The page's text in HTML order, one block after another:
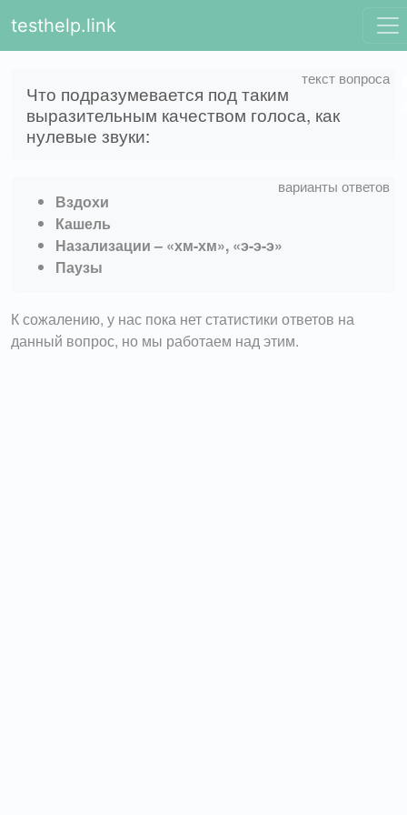
testhelp.link
Что подразумевается под таким
выразительным качеством голоса, как
нулевые звуки:
Вздохи
Кашель
Назализации – «хм-хм», «э-э-э»
Паузы
К сожалению, у нас пока нет статистики ответов на
данный вопрос, но мы работаем над этим.